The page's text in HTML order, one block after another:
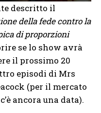
descritto il
della fede contro la
di proporzioni
se lo show avrà
il prossimo 20
episodi di Mrs
(per il mercato
ancora una data).